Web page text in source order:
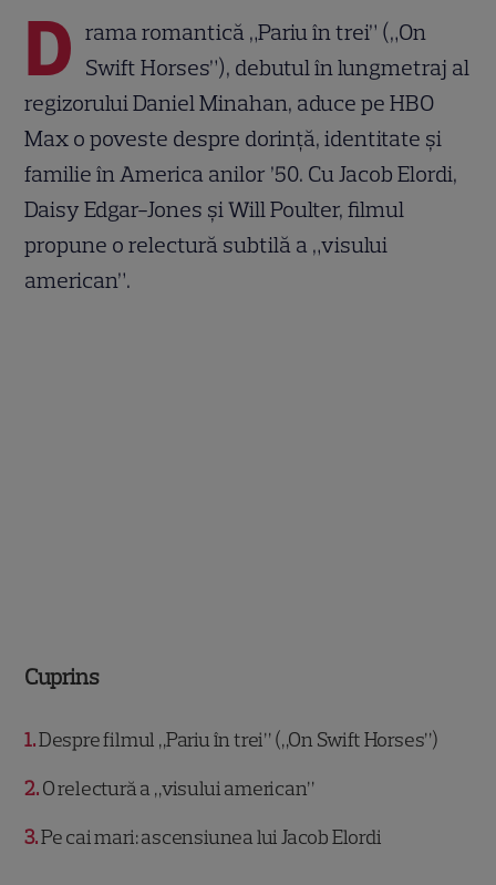
D rama romantică „Pariu în trei” („On
Swift Horses”), debutul în lungmetraj al
regizorului Daniel Minahan, aduce pe HBO
Max o poveste despre dorință, identitate și
familie în America anilor ’50. Cu Jacob Elordi,
Daisy Edgar-Jones și Will Poulter, filmul
propune o relectură subtilă a „visului
american”.
Cuprins
1 Despre filmul „Pariu în trei” („On Swift Horses”)
2 O relectură a „visului american”
3 Pe cai mari: ascensiunea lui Jacob Elordi